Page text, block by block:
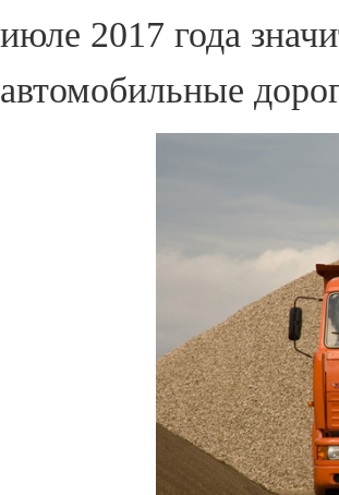
июле 2017 года
автомобильные